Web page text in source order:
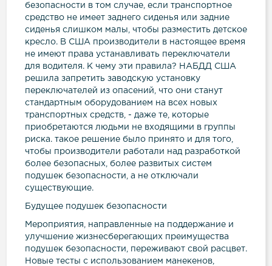
безопасности в том случае, если транспортное
средство не имеет заднего сиденья или задние
сиденья слишком малы, чтобы разместить детское
кресло. В США производители в настоящее время
не имеют права устанавливать переключатели
для водителя. К чему эти правила? НАБДД США
решила запретить заводскую установку
переключателей из опасений, что они станут
стандартным оборудованием на всех новых
транспортных средств, - даже те, которые
приобретаются людьми не входящими в группы
риска. такое решение было принято и для того,
чтобы производители работали над разработкой
более безопасных, более развитых систем
подушек безопасности, а не отключали
существующие.
Будущее подушек безопасности
Мероприятия, направленные на поддержание и
улучшение жизнесберегающих преимущества
подушек безопасности, переживают свой расцвет.
Новые тесты с использованием манекенов,